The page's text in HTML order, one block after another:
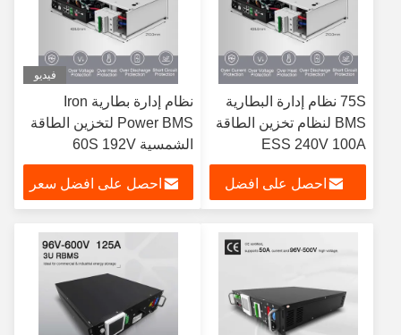
75S نظام إدارة البطارية
BMS لنظام تخزين الطاقة
ESS 240V 100A
احصل على افضل
فيديو
نظام إدارة بطارية Iron
Power BMS لتخزين الطاقة
الشمسية 60S 192V
احصل على افضل سعر